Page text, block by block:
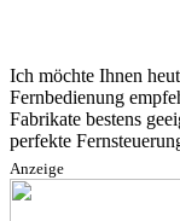
Ich möchte Ihnen
Fernbedienung
Fabrikate bestens
perfekte
Anzeige